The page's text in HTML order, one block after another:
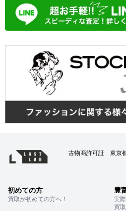
古物商許可証 東京
初めての方
買取が初めての方へ！
豊
実
買